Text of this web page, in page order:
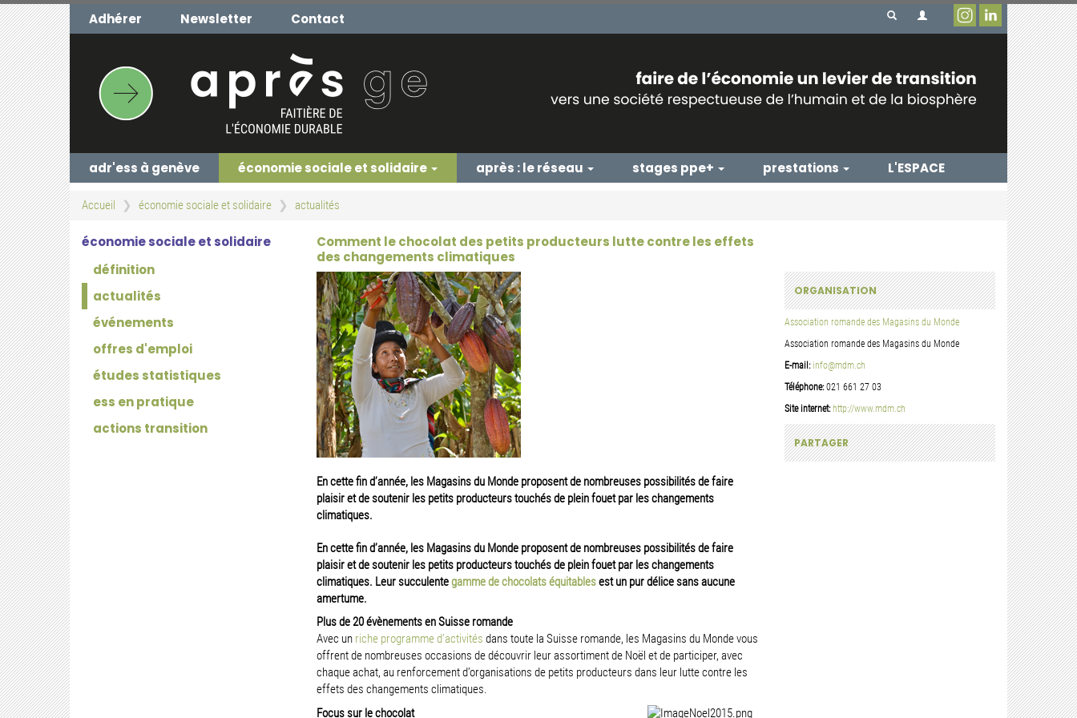
Aller
au
contenu
principal
Adhérer Newsletter Contact
adr'ess à genève économie sociale et solidaire après : le réseau stages ppe+ prestations L'ESPACE
Accueil économie sociale et solidaire actualités
économie sociale et solidaire
définition
actualités
événements
offres d'emploi
études statistiques
ess en pratique
actions transition
Comment le chocolat des petits producteurs lutte contre les effets
des changements climatiques
En cette fin d’année, les Magasins du Monde proposent de nombreuses possibilités de faire
plaisir et de soutenir les petits producteurs touchés de plein fouet par les changements
climatiques.
En cette fin d’année, les Magasins du Monde proposent de nombreuses possibilités de faire
plaisir et de soutenir les petits producteurs touchés de plein fouet par les changements
climatiques. Leur succulentegamme de chocolats équitablesest un pur délice sans aucune
amertume.
Plus de 20 évènements en Suisse romande
Avec un riche programme d’activités dans toute la Suisse romande, les Magasins du Monde vous
offrent de nombreuses occasions de découvrir leur assortiment de Noël et de participer, avec
chaque achat, au renforcement d’organisations de petits producteurs dans leur lutte contre les
effets des changements climatiques.
Focus sur le chocolat
ORGANISATION
Association romande des Magasins du Monde
Association romande des Magasins du Monde
E-mail: info@mdm.ch
Téléphone:021 661 27 03
Site internet: http://www.mdm.ch
PARTAGER